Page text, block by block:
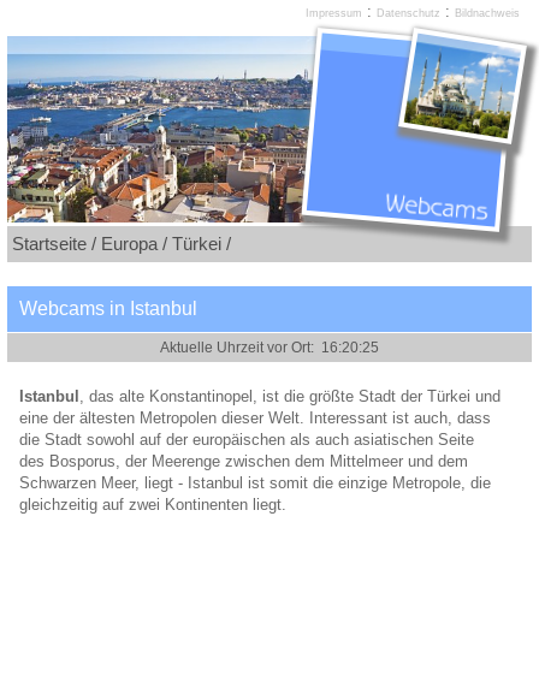
Startseite / Europa / Türkei /
Webcams in Istanbul
Istanbul , das alte Konstantinopel, ist die größte Stadt der Türkei und
eine der ältesten Metropolen dieser Welt. Interessant ist auch, dass
die Stadt sowohl auf der europäischen als auch asiatischen Seite
des Bosporus, der Meerenge zwischen dem Mittelmeer und dem
Schwarzen Meer, liegt - Istanbul ist somit die einzige Metropole, die
gleichzeitig auf zwei Kontinenten liegt.
Impressum : Datenschutz : Bildnachweis